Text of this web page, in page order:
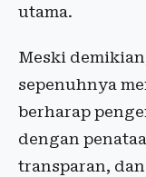
utama.
Meski
sepenuhnya
berharap
dengan
transparan,